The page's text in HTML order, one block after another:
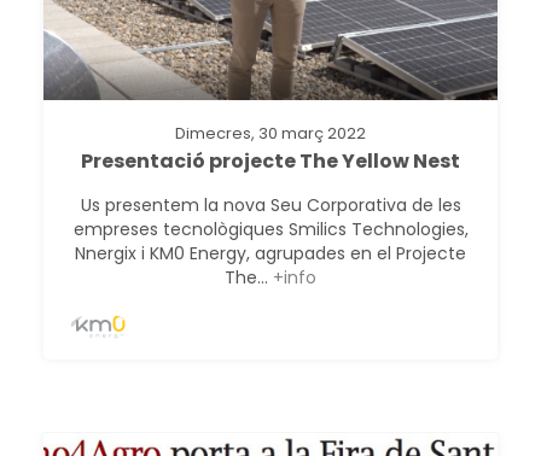
Dimecres, 30 març 2022
Presentació projecte The Yellow Nest
Us presentem la nova Seu Corporativa de les
empreses tecnològiques Smilics Technologies,
Nnergix i KM0 Energy, agrupades en el Projecte
The... +info